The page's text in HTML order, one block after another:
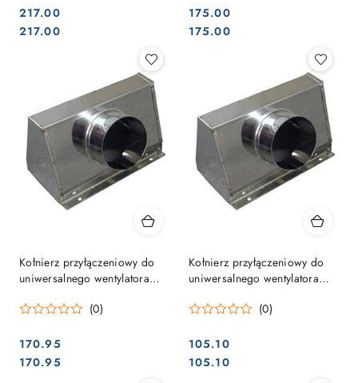
Cena:
217.00
Cena:
217.00 Cena:
175.00
Cena:
175.00
Kołnierz przyłączeniowy do
uniwersalnego wentylatora
(0)
Cena:
170.95
Cena:
170.95
Kołnierz przyłączeniowy do
uniwersalnego wentylatora
(0)
Cena:
105.10
Cena:
105.10